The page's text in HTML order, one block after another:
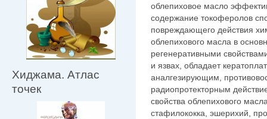
Хиджама. Атлас
точек
облепиховое масло
содержание токоферолов
повреждающего действия
облепихового масла в
регенеративными
и язвах, обладает
аналгезирующим,
радиопротекторным
свойства облепихового
стафилококка, эшерихий,